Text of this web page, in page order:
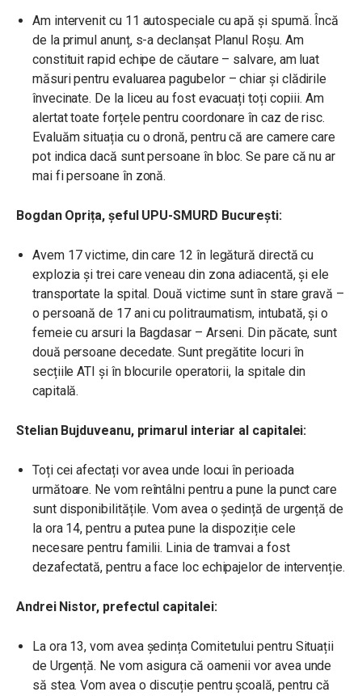
Am intervenit cu 11 autospeciale cu apă și spumă. Încă
de la primul anunț, s-a declanșat Planul Roșu. Am
constituit rapid echipe de căutare – salvare, am luat
măsuri pentru evaluarea pagubelor – chiar și clădirile
învecinate. De la liceu au fost evacuați toți copiii. Am
alertat toate forțele pentru coordonare în caz de risc.
Evaluăm situația cu o dronă, pentru că are camere care
pot indica dacă sunt persoane în bloc. Se pare că nu ar
mai fi persoane în zonă.
Bogdan Oprița, șeful UPU-SMURD București:
Avem 17 victime, din care 12 în legătură directă cu
explozia și trei care veneau din zona adiacentă, și ele
transportate la spital. Două victime sunt în stare gravă –
o persoană de 17 ani cu politraumatism, intubată, și o
femeie cu arsuri la Bagdasar – Arseni. Din păcate, sunt
două persoane decedate. Sunt pregătite locuri în
secțiile ATI și în blocurile operatorii, la spitale din
capitală.
Stelian Bujduveanu, primarul interiar al capitalei:
Toți cei afectați vor avea unde locui în perioada
următoare. Ne vom reîntâlni pentru a pune la punct care
sunt disponibilitățile. Vom avea o ședință de urgență de
la ora 14, pentru a putea pune la dispoziție cele
necesare pentru familii. Linia de tramvai a fost
dezafectată, pentru a face loc echipajelor de intervenție.
Andrei Nistor, prefectul capitalei:
La ora 13, vom avea ședința Comitetului pentru Situații
de Urgență. Ne vom asigura că oamenii vor avea unde
să stea. Vom avea o discuție pentru școală, pentru că